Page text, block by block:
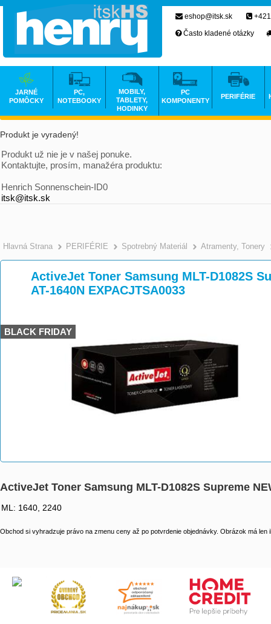
Produkt je vyradený!
Produkt už nie je v našej ponuke.
Kontaktujte, prosím, manažéra produktu:
Henrich Sonnenschein-ID0
itsk@itsk.sk
Hlavná Strana >
PERIFÉRIE >
Spotrebný Materiál >
Atramenty, Tonery
ActiveJet Toner Samsung MLT-D1082S
AT-1640N EXPACJTSA0033
BLACK FRIDAY
ActiveJet Toner Samsung MLT-D1082S Supreme
ML: 1640, 2240
Obchod si vyhradzuje právo na zmenu ceny až po potvrdenie objednávky. Obrázok má len
eshop@itsk.sk
Často kladené otázky
JARNÉ
POMÔCKY
PC,
NOTEBOOKY
MOBILY,
TABLETY,
HODINKY
PC
KOMPONENTY
PERIFÉRIE